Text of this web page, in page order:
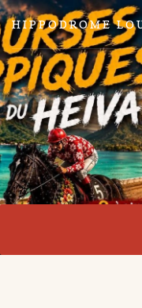
HIPPODROME